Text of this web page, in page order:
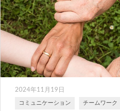
2024年11月19日
コミュニケーション チームワーク